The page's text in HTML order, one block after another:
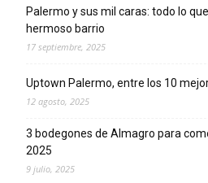
Palermo y sus mil caras: todo lo
hermoso barrio
17 septiembre, 2025
Uptown Palermo, entre los 10
12 agosto, 2025
3 bodegones de Almagro para
2025
9 julio, 2025